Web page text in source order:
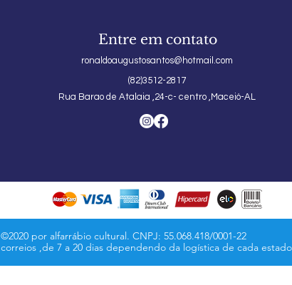
Entre em contato
ronaldoaugustosantos@hotmail.com
(82)3512-2817
Rua Barao de Atalaia ,24-c- centro ,Maceió-AL
©2020 por alfarrábio cultural. CNPJ: 55.068.418/
,de 7 a 20 dias dependendo da logística de cada